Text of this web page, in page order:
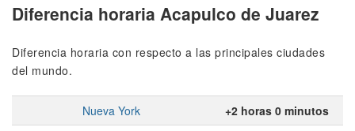
Diferencia horaria Acapulco de Juarez
Diferencia horaria con respecto a las principales ciudades
del mundo.
Nueva York
+2 horas 0 minutos